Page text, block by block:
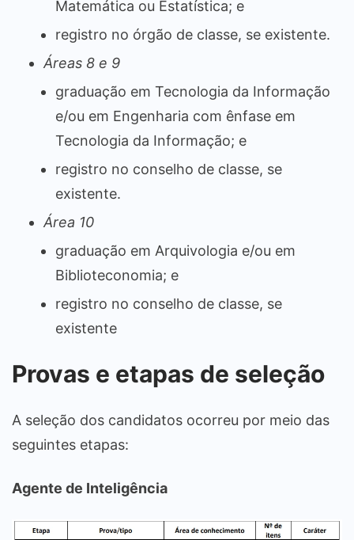
Matemática ou Estatística; e
registro no órgão de classe, se existente.
Áreas 8 e 9
graduação em Tecnologia da Informação
e/ou em Engenharia com ênfase em
Tecnologia da Informação; e
registro no conselho de classe, se
existente.
Área 10
graduação em Arquivologia e/ou em
Biblioteconomia; e
registro no conselho de classe, se
existente
Provas e etapas de seleção
A seleção dos candidatos ocorreu por meio das
seguintes etapas:
Agente de Inteligência